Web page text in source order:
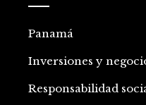
Panamá
Inversiones y
Responsabilidad